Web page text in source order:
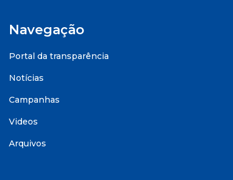
Navegação
Portal da transparência
Notícias
Campanhas
Videos
Arquivos